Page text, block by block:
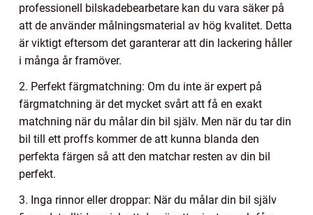
professionell bilskadebearbetare kan du vara säker på
att de använder målningsmaterial av hög kvalitet. Detta
är viktigt eftersom det garanterar att din lackering håller
i många år framöver.
2. Perfekt färgmatchning: Om du inte är expert på
färgmatchning är det mycket svårt att få en exakt
matchning när du målar din bil själv. Men när du tar din
bil till ett proffs kommer de att kunna blanda den
perfekta färgen så att den matchar resten av din bil
perfekt.
3. Inga rinnor eller droppar: När du målar din bil själv